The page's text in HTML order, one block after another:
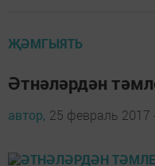
ҖӘМГЫЯТЬ
Әтнәләрдән
автор, 25 февраль 2017